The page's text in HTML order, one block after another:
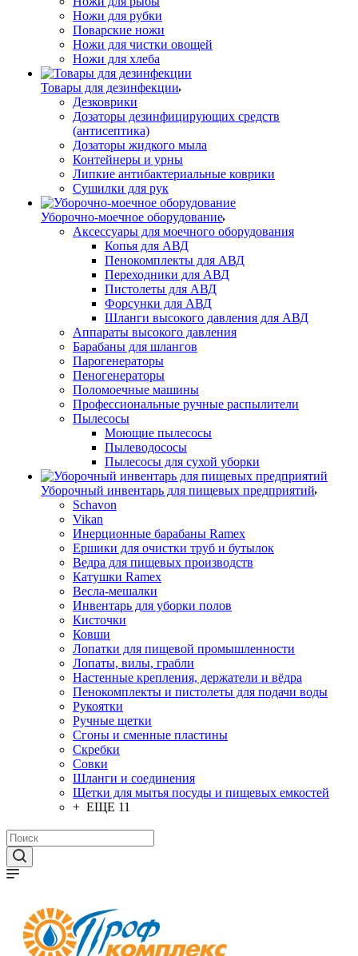
Ножи для рубки
Поварские ножи
Ножи для чистки овощей
Ножи для хлеба
Товары для дезинфекции
Дезковрики
Дозаторы дезинфицирующих средств
(антисептика)
Дозаторы жидкого мыла
Контейнеры и урны
Липкие антибактериальные коврики
Сушилки для рук
Уборочно-моечное оборудование
Аксессуары для моечного оборудования
Копья для АВД
Пенокомплекты для АВД
Переходники для АВД
Пистолеты для АВД
Форсунки для АВД
Шланги высокого давления для АВД
Аппараты высокого давления
Барабаны для шлангов
Парогенераторы
Пеногенераторы
Поломоечные машины
Профессиональные ручные распылители
Пылесосы
Моющие пылесосы
Пылеводососы
Пылесосы для сухой уборки
Уборочный инвентарь для пищевых предприятий
Schavon
Vikan
Инерционные барабаны Ramex
Ершики для очистки труб и бутылок
Ведра для пищевых производств
Катушки Ramex
Весла-мешалки
Инвентарь для уборки полов
Кисточки
Ковши
Лопатки для пищевой промышленности
Лопаты, вилы, грабли
Настенные крепления, держатели и вёдра
Пенокомплекты и пистолеты для подачи воды
Рукоятки
Ручные щетки
Сгоны и сменные пластины
Скребки
Совки
Шланги и соединения
Щетки для мытья посуды и пищевых емкостей
+ ЕЩЕ 11